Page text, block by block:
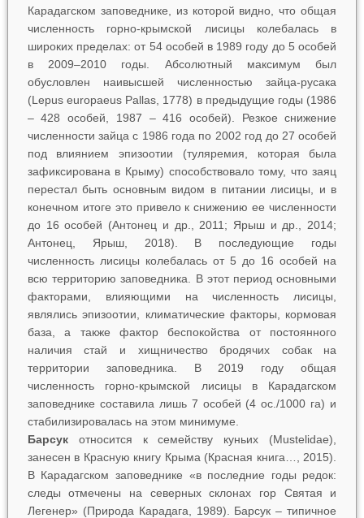
Карадагском заповеднике, из которой видно, что общая
численность горно-крымской лисицы колебалась в
широких пределах: от 54 особей в 1989 году до 5 особей
в 2009–2010 годы. Абсолютный максимум был
обусловлен наивысшей численностью зайца-русака
(Lepuseuropaeus Pallas, 1778) в предыдущие годы (1986
– 428 особей, 1987 – 416 особей). Резкое снижение
численности зайца с 1986 года по 2002 год до 27 особей
под влиянием эпизоотии (туляремия, которая была
зафиксирована в Крыму) способствовало тому, что заяц
перестал быть основным видом в питании лисицы, и в
конечном итоге это привело к снижению ее численности
до 16 особей (Антонец и др., 2011; Ярыш и др., 2014;
Антонец, Ярыш, 2018). В последующие годы
численность лисицы колебалась от 5 до 16 особей на
всю территорию заповедника. В этот период основными
факторами, влияющими на численность лисицы,
являлись эпизоотии, климатические факторы, кормовая
база, а также фактор беспокойства от постоянного
наличия стай и хищничество бродячих собак на
территории заповедника. В 2019 году общая
численность горно-крымской лисицы в Карадагском
заповеднике составила лишь 7 особей (4 ос./1000 га) и
стабилизировалась на этом минимуме.
Барсук относится к семейству куньих (Mustelidae),
занесен в Красную книгу Крыма (Красная книга…, 2015).
В Карадагском заповеднике «в последние годы редок:
следы отмечены на северных склонах гор Святая и
Легенер» (Природа Карадага, 1989). Барсук – типичное